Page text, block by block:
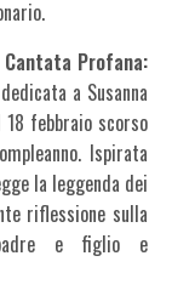
Cantata Profana:
a Susanna
febbraio scorso
Ispirata
la leggenda dei
riflessione sulla
e figlio e